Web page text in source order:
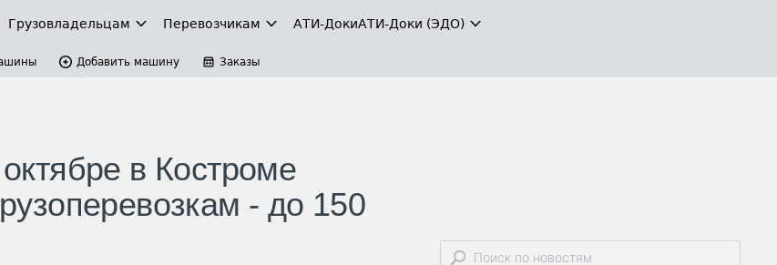
Грузовладельцам Перевозчикам АТИ-ДокиАТИ-Доки (ЭДО)
Добавить машину Заказы
в Костроме
- до 150